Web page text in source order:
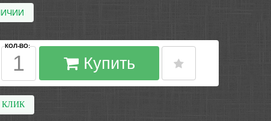
КОЛ-ВО:
Купить
КЛИК